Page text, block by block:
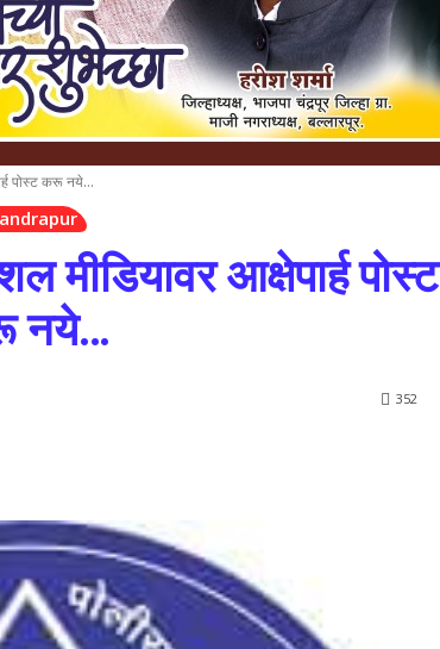
पोस्ट करू नये...
मीडियावर आक्षेपार्ह पोस्ट
नये…
352